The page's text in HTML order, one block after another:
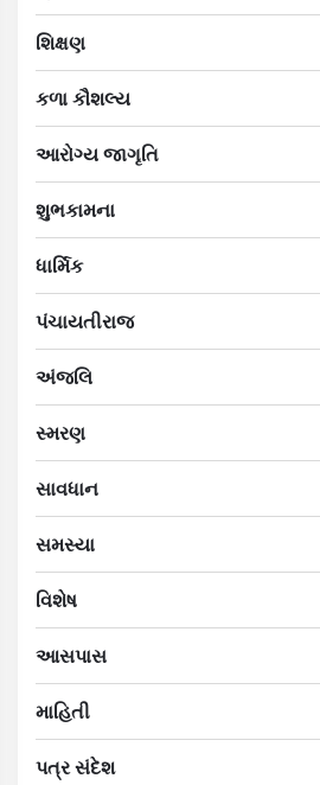
શિક્ષણ
કળા કૌશલ્ય
આરોગ્ય જાગૃતિ
શુભકામના
ધાર્મિક
પંચાયતીરાજ
અંજલિ
સ્મરણ
સાવધાન
સમસ્યા
વિશેષ
આસપાસ
માહિતી
પત્ર સંદેશ